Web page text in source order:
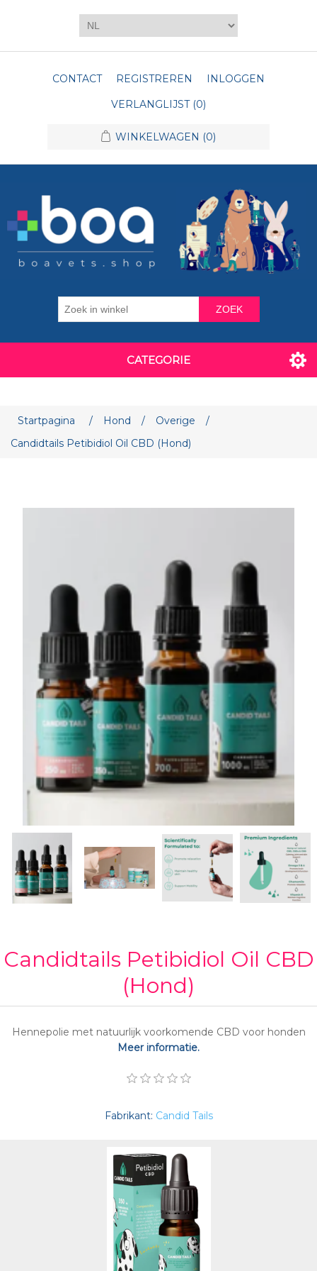
CONTACT REGISTREREN
INLOGGEN
VERLANGLIJST (0)
WINKELWAGEN (0)
ZOEK
CATEGORIE
Startpagina / Hond / Overige
/
Candidtails Petibidiol Oil CBD (Hond)
Candidtails Petibidiol Oil CBD
(Hond)
Hennepolie met natuurlijk voorkomende CBD voor honden
Meer informatie.
Fabrikant: Candid Tails